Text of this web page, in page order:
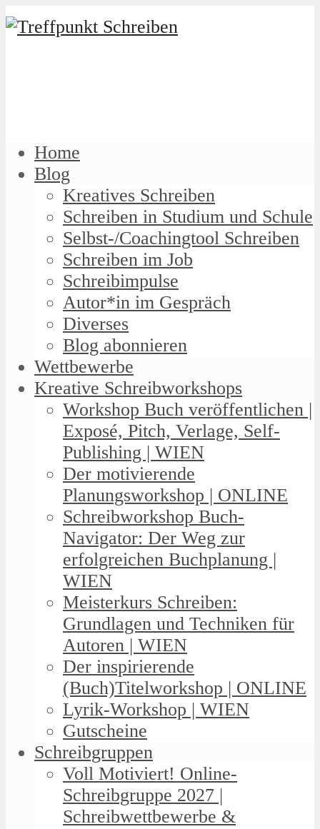
Home
Blog
Kreatives Schreiben
Schreiben in Studium und Schule
Selbst-/Coachingtool Schreiben
Schreiben im Job
Schreibimpulse
Autor*in im Gespräch
Diverses
Blog abonnieren
Wettbewerbe
Kreative Schreibworkshops
Workshop Buch veröffentlichen |
Exposé, Pitch, Verlage, Self-
Publishing | WIEN
Der motivierende
Planungsworkshop | ONLINE
Schreibworkshop Buch-
Navigator: Der Weg zur
erfolgreichen Buchplanung |
WIEN
Meisterkurs Schreiben:
Grundlagen und Techniken für
Autoren | WIEN
Der inspirierende
(Buch)Titelworkshop | ONLINE
Lyrik-Workshop | WIEN
Gutscheine
Schreibgruppen
Voll Motiviert! Online-
Schreibgruppe 2027 |
Schreibwettbewerbe &